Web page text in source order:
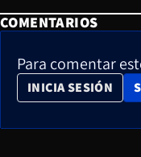
COMENTARIOS
Para comentar
INICIA SESIÓN